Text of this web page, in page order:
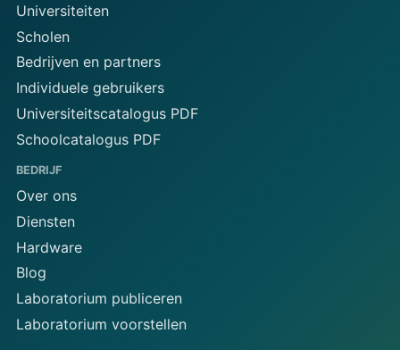
Universiteiten
Scholen
Bedrijven en partners
Individuele gebruikers
Universiteitscatalogus PDF
Schoolcatalogus PDF
BEDRIJF
Over ons
Diensten
Hardware
Blog
Laboratorium publiceren
Laboratorium voorstellen